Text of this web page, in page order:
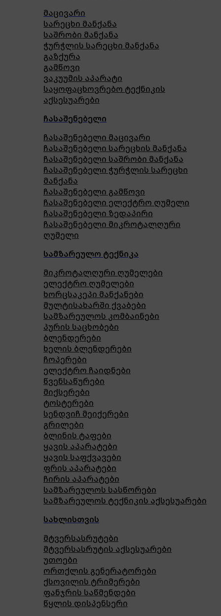
მაცივარი
სარეცხი მანქანა
საშრობი მანქანა
ჭურჭლის სარეცხი მანქანა
გაზქურა
გამწოვი
ვაკუუმის აპარატი
საყოფაცხოვრებო ტექნიკის
აქსესუარები
ჩასაშენებელი
ჩასაშენებელი მაცივარი
ჩასაშენებელი სარეცხის მანქანა
ჩასაშენებელი საშრობი მანქანა
ჩასაშენებელი ჭურჭლის სარეცხი
მანქანა
ჩასაშენებელი გამწოვი
ჩასაშენებელი ელექტრო ღუმელი
ჩასაშენებელი ზედაპირი
ჩასაშენებელი მიკროტალღური
ღუმელი
სამზარეულო ტექნიკა
მიკროტალღური ღუმელები
ელექტრო ღუმელები
ხორცსაკეპი მანქანები
მულტისახარში ქვაბები
სამზარეულოს კომბაინები
პურის საცხობები
ბლენდერები
ხელის ბლენდერები
ჩოპერები
ელექტრო ჩაიდნები
წვენსაწურები
მიქსერები
ტოსტერები
სენდვიჩ მეიქერები
გრილები
ბლინის ტაფები
ყავის აპარატები
ყავის საფქვავები
ფრის აპარატები
ჩირის აპარატები
სამზარეულოს სასწორები
სამზარეულოს ტექნიკის აქსესუარები
სახლისთვის
მტვერსასრუტები
მტვერსასრუტის აქსესუარები
უთოები
ორთქლის გენერატორები
ქსოვილის ტრიმერები
ფანჯრის საწმენდები
წყლის დისპენსერი